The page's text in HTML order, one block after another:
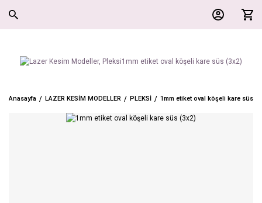
Anasayfa LAZER KESİM MODELLER PLEKSİ 1mm etiket oval köşeli kare süs